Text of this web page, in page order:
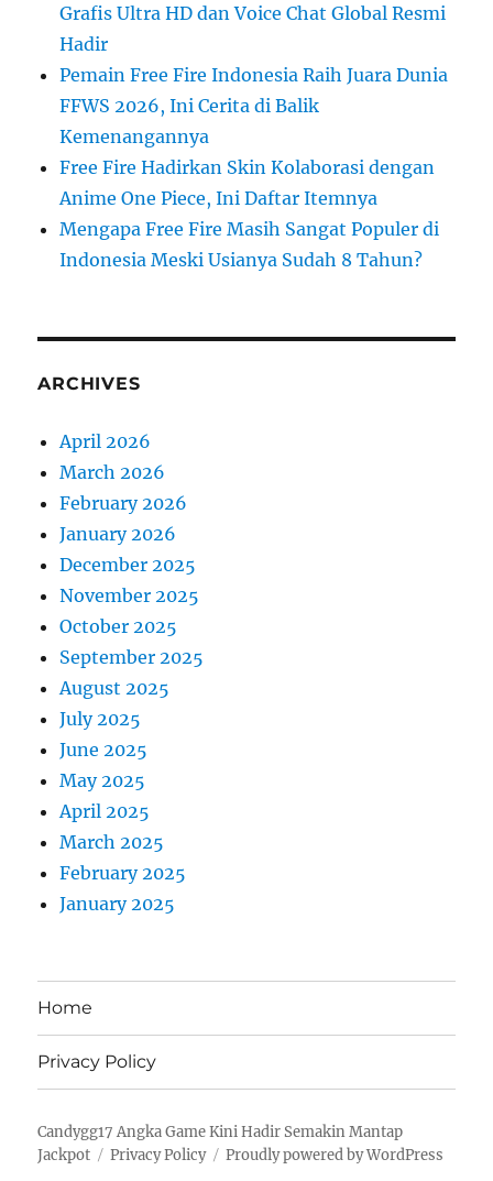
Grafis Ultra HD dan Voice Chat Global Resmi
Hadir
Pemain Free Fire Indonesia Raih Juara Dunia
FFWS 2026, Ini Cerita di Balik
Kemenangannya
Free Fire Hadirkan Skin Kolaborasi dengan
Anime One Piece, Ini Daftar Itemnya
Mengapa Free Fire Masih Sangat Populer di
Indonesia Meski Usianya Sudah 8 Tahun?
ARCHIVES
April 2026
March 2026
February 2026
January 2026
December 2025
November 2025
October 2025
September 2025
August 2025
July 2025
June 2025
May 2025
April 2025
March 2025
February 2025
January 2025
Home
Privacy Policy
Candygg17 Angka Game Kini Hadir Semakin Mantap
Jackpot
Privacy Policy Proudly powered by WordPress